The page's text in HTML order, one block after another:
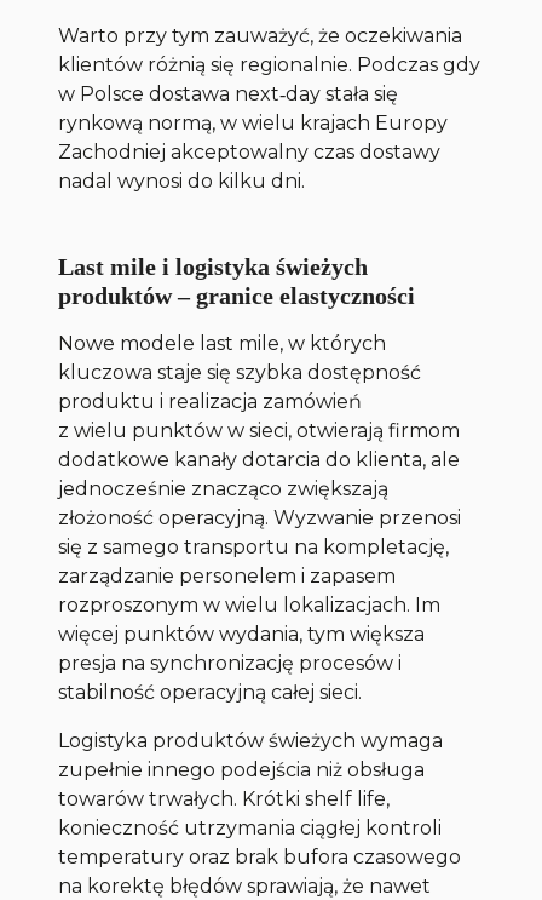
Warto przy tym zauważyć, że oczekiwania
klientów różnią się regionalnie. Podczas gdy
w Polsce dostawa next‑day stała się
rynkową normą, w wielu krajach Europy
Zachodniej akceptowalny czas dostawy
nadal wynosi do kilku dni.
Last mile i logistyka świeżych
produktów – granice elastyczności
Nowe modele last mile, w których
kluczowa staje się szybka dostępność
produktu i realizacja zamówień
z wielu punktów w sieci, otwierają firmom
dodatkowe kanały dotarcia do klienta, ale
jednocześnie znacząco zwiększają
złożoność operacyjną. Wyzwanie przenosi
się z samego transportu na kompletację,
zarządzanie personelem i zapasem
rozproszonym w wielu lokalizacjach. Im
więcej punktów wydania, tym większa
presja na synchronizację procesów i
stabilność operacyjną całej sieci.
Logistyka produktów świeżych wymaga
zupełnie innego podejścia niż obsługa
towarów trwałych. Krótki shelf life,
konieczność utrzymania ciągłej kontroli
temperatury oraz brak bufora czasowego
na korektę błędów sprawiają, że nawet